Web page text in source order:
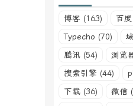
博客 (163) 百
Typecho (70)
腾讯 (54)
浏览
搜索引擎 (44)
下载 (36)
微信